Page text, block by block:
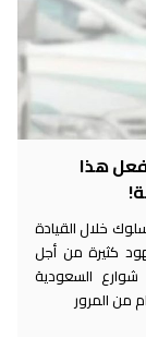
هذا
خلال القيادة
كثيرة من أجل
السعودية
من المرور